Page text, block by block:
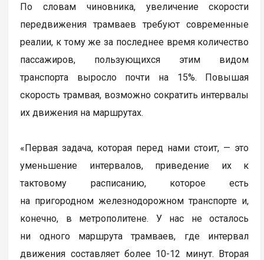
По словам чиновника, увеличение скорости
передвижения трамваев требуют современные
реалии, к тому же за последнее время количество
пассажиров, пользующихся этим видом
транспорта выросло почти на 15%. Повышая
скорость трамвая, возможно сократить интервалы
их движения на маршрутах.
«Первая задача, которая перед нами стоит, — это
уменьшение интервалов, приведение их к
тактовому расписанию, которое есть
на пригородном железнодорожном транспорте и,
конечно, в метрополитене. У нас не осталось
ни одного маршрута трамваев, где интервал
движения составляет более 10-12 минут. Вторая